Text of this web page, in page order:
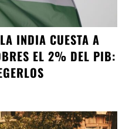
INDIA CUESTA A
EL 2% DEL PIB: